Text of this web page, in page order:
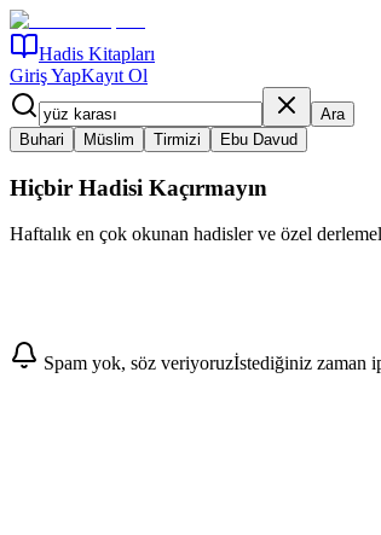
Hadis Kitapları
Giriş YapKayıt Ol
Ara
Buhari
Müslim Tirmizi Ebu Davud
Hiçbir Hadisi Kaçırmayın
Haftalık en çok okunan hadisler ve özel
Abone Ol
Spam yok, söz veriyoruzİstediğiniz zaman